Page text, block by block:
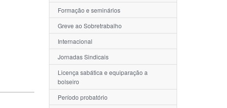
Formação e seminários
Greve ao Sobretrabalho
Internacional
Jornadas Sindicais
Licença sabática e equiparação a
bolseiro
Período probatório